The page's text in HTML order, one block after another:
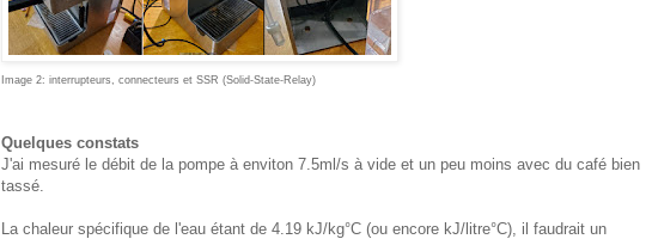
Image 2: interrupteurs, connecteurs et SSR (Solid-State-Relay)
Quelques constats
J'ai mesuré le débit de la pompe à enviton 7.5ml/s à vide et un peu moins avec du café bien
tassé.
La chaleur spécifique de l'eau étant de 4.19 kJ/kg°C (ou encore kJ/litre°C), il faudrait un